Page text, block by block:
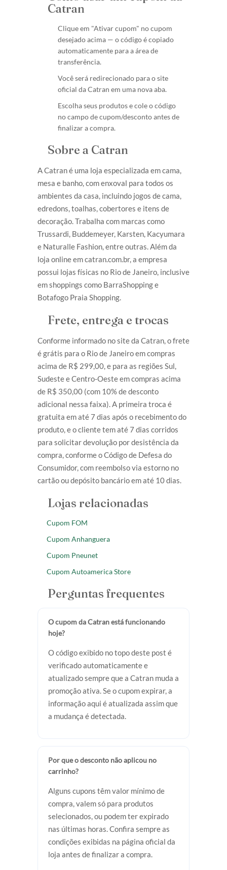
Catran
Clique em "Ativar cupom" no cupom
desejado acima — o código é copiado
automaticamente para a área de
transferência.
Você será redirecionado para o site
oficial da Catran em uma nova aba.
Escolha seus produtos e cole o código
no campo de cupom/desconto antes de
finalizar a compra.
Sobre a Catran
A Catran é uma loja especializada em cama,
mesa e banho, com enxoval para todos os
ambientes da casa, incluindo jogos de cama,
edredons, toalhas, cobertores e itens de
decoração. Trabalha com marcas como
Trussardi, Buddemeyer, Karsten, Kacyumara
e Naturalle Fashion, entre outras. Além da
loja online em catran.com.br, a empresa
possui lojas físicas no Rio de Janeiro, inclusive
em shoppings como BarraShopping e
Botafogo Praia Shopping.
Frete, entrega e trocas
Conforme informado no site da Catran, o frete
é grátis para o Rio de Janeiro em compras
acima de R$ 299,00, e para as regiões Sul,
Sudeste e Centro-Oeste em compras acima
de R$ 350,00 (com 10% de desconto
adicional nessa faixa). A primeira troca é
gratuita em até 7 dias após o recebimento do
produto, e o cliente tem até 7 dias corridos
para solicitar devolução por desistência da
compra, conforme o Código de Defesa do
Consumidor, com reembolso via estorno no
cartão ou depósito bancário em até 10 dias.
Lojas relacionadas
Cupom FOM
Cupom Anhanguera
Cupom Pneunet
Cupom Autoamerica Store
Perguntas frequentes
O cupom da Catran está funcionando
hoje?
O código exibido no topo deste post é
verificado automaticamente e
atualizado sempre que a Catran muda a
promoção ativa. Se o cupom expirar, a
informação aqui é atualizada assim que
a mudança é detectada.
Por que o desconto não aplicou no
carrinho?
Alguns cupons têm valor mínimo de
compra, valem só para produtos
selecionados, ou podem ter expirado
nas últimas horas. Confira sempre as
condições exibidas na página oficial da
loja antes de finalizar a compra.